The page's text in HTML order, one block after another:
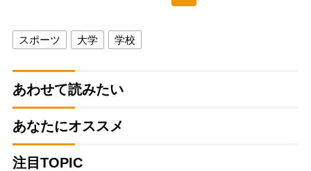
スポーツ 大学 学校
あわせて読みたい
あなたにオススメ
注目TOPIC